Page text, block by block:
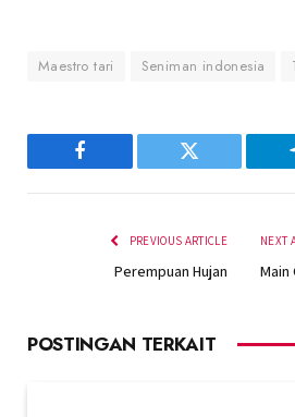
Maestro tari Seniman indonesia
Facebook Twitter
PREVIOUS ARTICLE
Perempuan Hujan
NEXT
Main
POSTINGAN TERKAIT